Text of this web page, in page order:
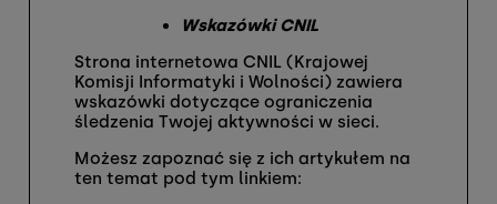
Wskazówki CNIL
Strona internetowa CNIL (Krajowej
Komisji Informatyki i Wolności) zawiera
wskazówki dotyczące ograniczenia
śledzenia Twojej aktywności w sieci.
Możesz zapoznać się z ich artykułem na
ten temat pod tym linkiem: